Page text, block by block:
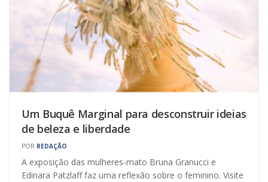
Um Buquê Marginal para desconstruir ideias
de beleza e liberdade
POR REDAÇÃO
A exposição das mulheres-mato Bruna Granucci e
Edinara Patzlaff faz uma reflexão sobre o feminino. Visite